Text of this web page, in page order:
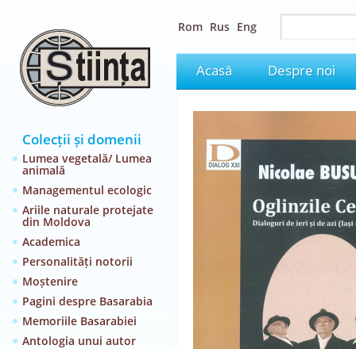
Colecții și domenii
Lumea vegetală/ Lumea
animală
Managementul ecologic
Ariile naturale protejate
din Moldova
Academica
Personalități notorii
Moștenire
Pagini despre Basarabia
Memoriile Basarabiei
Antologia unui autor
Rom Rus Eng
Acasă Despre noi